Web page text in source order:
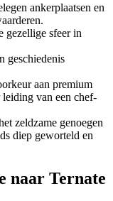
ankerplaatsen en
gezellige sfeer in
geschiedenis
aan premium
van een chef-
zeldzame genoegen
diep geworteld en
naar Ternate